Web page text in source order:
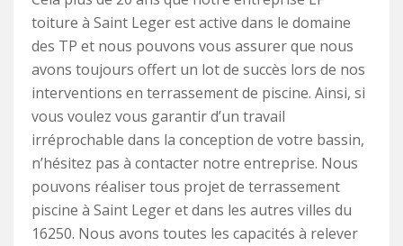
toiture à Saint Leger est active dans le domaine
des TP et nous pouvons vous assurer que nous
avons toujours offert un lot de succès lors de nos
interventions en terrassement de piscine. Ainsi, si
vous voulez vous garantir d’un travail
irréprochable dans la conception de votre bassin,
n’hésitez pas à contacter notre entreprise. Nous
pouvons réaliser tous projet de terrassement
piscine à Saint Leger et dans les autres villes du
16250. Nous avons toutes les capacités à relever